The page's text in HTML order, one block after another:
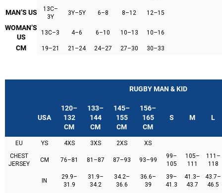
MAN’S US
13C–
3Y
3Y–5Y 6–8 8–12 12–15
WOMAN’S
US
13C–3 4–6 6–10 10–13 10–16
CM 19–21 21–24 24–27 27–30 30–33
RUGBY MAN & KID
USA
120–
132
CM
133–
144
CM
145–
155
CM
156–
165
CM
S M L
EU YS 4XS 3XS 2XS
XS
CHEST
JERSEY
CM 76–81 81–87 87–93 93–99
99–
105
105–
111
111–
118
IN
29.9–
31.9
31.9–
34.2
34.2–
36.6
36.6–
39
39–
41.3
41.3–
43.7
43.7–
46.5